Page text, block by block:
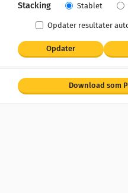
Stacking Stablet
Opdater resultater
Opdater
Download som